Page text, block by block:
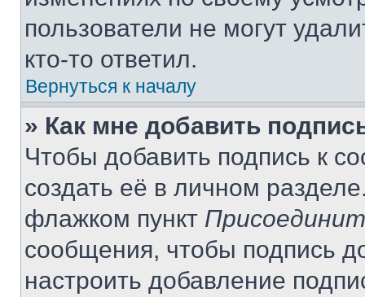
пользователи не могут
кто-то ответил.
Вернуться к началу
» Как мне добавить
Чтобы добавить подпись к
создать её в личном
флажком пункт
сообщения, чтобы подпись
настроить добавление